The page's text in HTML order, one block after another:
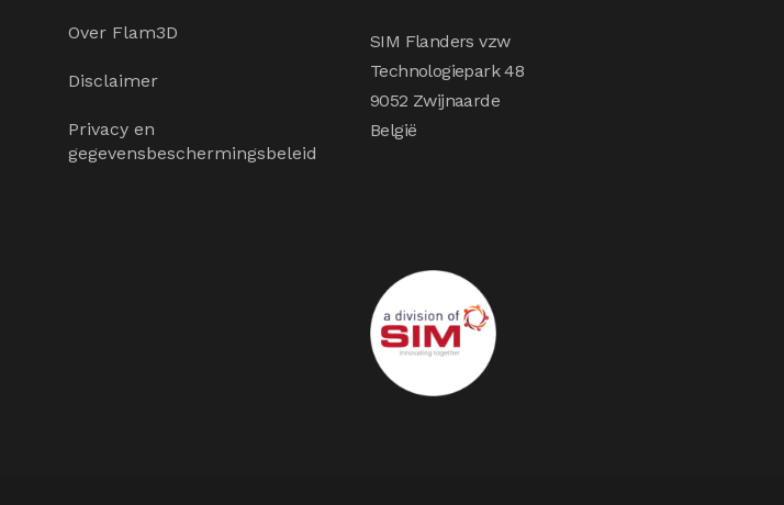
Over Flam3D
Disclaimer
Privacy en
gegevensbeschermingsbeleid
SIM Flanders vzw
Technologiepark 48
9052 Zwijnaarde
België